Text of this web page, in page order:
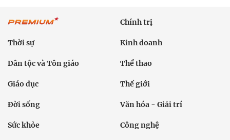
Chính trị
Thời sự Kinh doanh
Dân tộc và Tôn giáo Thể thao
Giáo dục Thế giới
Đời sống Văn hóa - Giải trí
Sức khỏe Công nghệ